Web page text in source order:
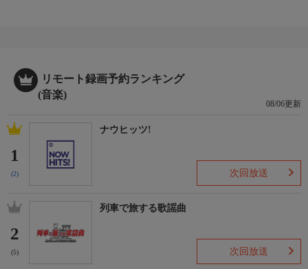
リモート録画予約ランキング
(音楽)
08/06更新
1
(2)
ナウヒッツ!
次回放送
2
(5)
列車で旅する歌謡曲
次回放送